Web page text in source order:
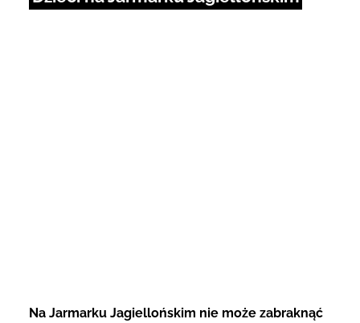
Na Jarmarku Jagiellońskim nie może zabraknąć